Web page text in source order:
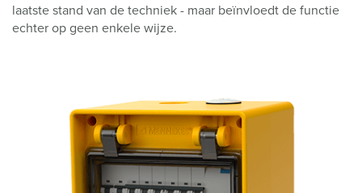
laatste stand van de techniek - maar beïnvloedt de functie
echter op geen enkele wijze.